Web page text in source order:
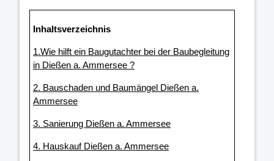
Inhaltsverzeichnis
1.Wie hilft ein Baugutachter bei der Baubegleitung
in Dießen a. Ammersee ?
2. Bauschaden und Baumängel Dießen a.
Ammersee
3. Sanierung Dießen a. Ammersee
4. Hauskauf Dießen a. Ammersee